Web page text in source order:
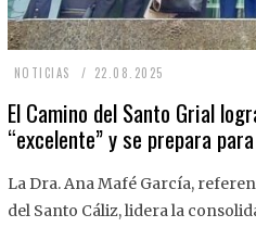
NOTICIAS 22.08.2025
.
8
El Camino del Santo Grial
“excelente” y se prepara
La Dra. Ana Mafé García,
del Santo Cáliz, lidera la